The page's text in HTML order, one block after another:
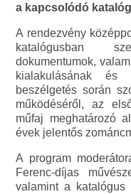
a kapcsolódó
A rendezvény
katalógusban
dokumentumok,
kialakulásának
beszélgetés során
működéséről, az
műfaj meghatározó
évek jelentős
A program
Ferenc-díjas
valamint a